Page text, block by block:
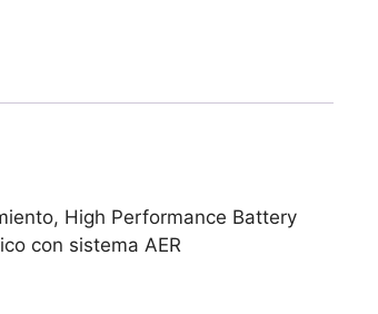
High Performance Battery
con sistema AER